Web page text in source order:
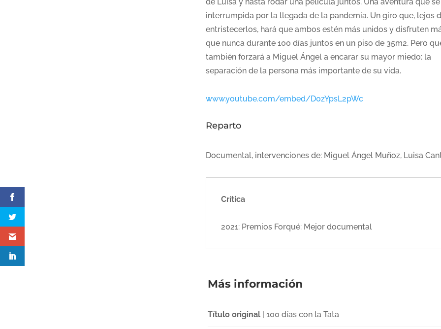
interrumpida por la llegada de la pandemia. Un giro que, lejos
entristecerlos, hará que ambos estén más unidos y disfruten
que nunca durante 100 días juntos en un piso de 35m2. Pero
también forzará a Miguel Ángel a encarar su mayor miedo: la
separación de la persona más importante de su vida.
www.youtube.com/embed/D0zYpsL2pWc
Reparto
Documental, intervenciones de: Miguel Ángel Muñoz, Luisa
Crítica
2021: Premios Forqué: Mejor documental
Más información
Título original| 100 días con la Tata